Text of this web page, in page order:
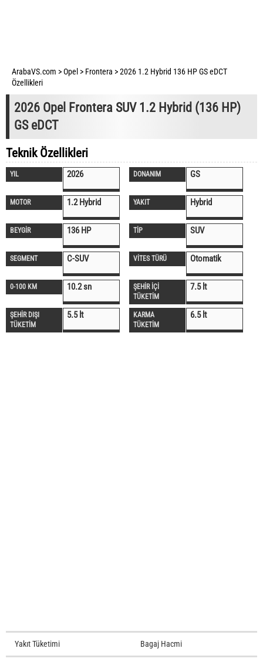
ArabaVS.com >Opel > Frontera >2026 1.2 Hybrid 136 HP GS eDCT
Özellikleri
2026 Opel Frontera SUV 1.2 Hybrid (136 HP)
GS eDCT
Teknik Özellikleri
YIL 2026 DONANIM GS
MOTOR 1.2 Hybrid YAKIT Hybrid
BEYGİR 136 HP TİP SUV
SEGMENT C-SUV VİTES TÜRÜ Otomatik
0-100 KM 10.2 sn
ŞEHİR İÇİ
TÜKETİM
7.5 lt
ŞEHİR DIŞI
TÜKETİM
5.5 lt
KARMA
TÜKETİM
6.5 lt
Yakıt Tüketimi Bagaj Hacmi